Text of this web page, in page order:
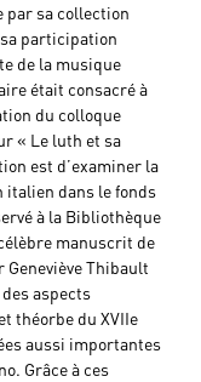
par sa collection
participation
de la musique
était consacré à
du colloque
« Le luth et sa
est d’examiner la
dans le fonds
à la Bibliothèque
manuscrit de
Thibault
aspects
théorbe du XVIIe
aussi importantes
Grâce à ces